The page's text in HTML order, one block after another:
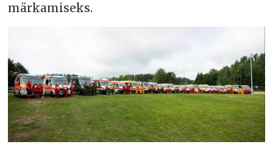
märkamiseks.